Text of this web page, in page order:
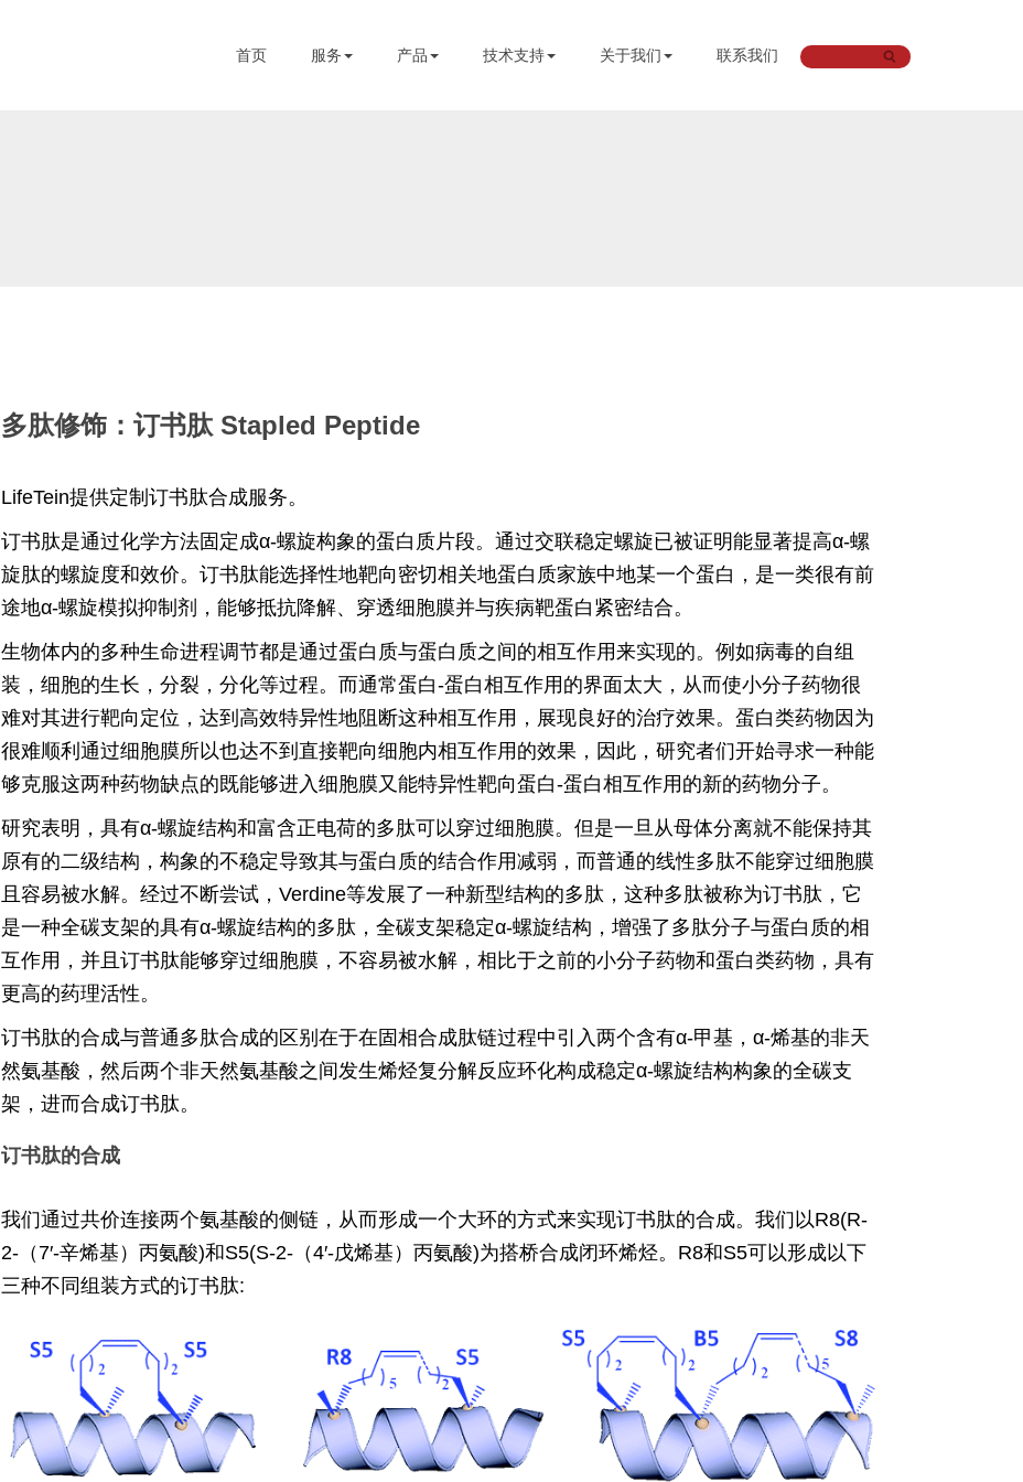
首页 服务 产品 技术支持 关于我们 联系我们
多肽修饰：订书肽 Stapled Peptide
LifeTein提供定制订书肽合成服务。
订书肽是通过化学方法固定成α-螺旋构象的蛋白质片段。通过交联稳定螺旋已被证明能显著提高α-螺
旋肽的螺旋度和效价。订书肽能选择性地靶向密切相关地蛋白质家族中地某一个蛋白，是一类很有前
途地α-螺旋模拟抑制剂，能够抵抗降解、穿透细胞膜并与疾病靶蛋白紧密结合。
生物体内的多种生命进程调节都是通过蛋白质与蛋白质之间的相互作用来实现的。例如病毒的自组
装，细胞的生长，分裂，分化等过程。而通常蛋白-蛋白相互作用的界面太大，从而使小分子药物很
难对其进行靶向定位，达到高效特异性地阻断这种相互作用，展现良好的治疗效果。蛋白类药物因为
很难顺利通过细胞膜所以也达不到直接靶向细胞内相互作用的效果，因此，研究者们开始寻求一种能
够克服这两种药物缺点的既能够进入细胞膜又能特异性靶向蛋白-蛋白相互作用的新的药物分子。
研究表明，具有α-螺旋结构和富含正电荷的多肽可以穿过细胞膜。但是一旦从母体分离就不能保持其
原有的二级结构，构象的不稳定导致其与蛋白质的结合作用减弱，而普通的线性多肽不能穿过细胞膜
且容易被水解。经过不断尝试，Verdine等发展了一种新型结构的多肽，这种多肽被称为订书肽，它
是一种全碳支架的具有α-螺旋结构的多肽，全碳支架稳定α-螺旋结构，增强了多肽分子与蛋白质的相
互作用，并且订书肽能够穿过细胞膜，不容易被水解，相比于之前的小分子药物和蛋白类药物，具有
更高的药理活性。
订书肽的合成与普通多肽合成的区别在于在固相合成肽链过程中引入两个含有α-甲基，α-烯基的非天
然氨基酸，然后两个非天然氨基酸之间发生烯烃复分解反应环化构成稳定α-螺旋结构构象的全碳支
架，进而合成订书肽。
订书肽的合成
我们通过共价连接两个氨基酸的侧链，从而形成一个大环的方式来实现订书肽的合成。我们以R8(R-
2-（7′-辛烯基）丙氨酸)和S5(S-2-（4′-戊烯基）丙氨酸)为搭桥合成闭环烯烃。R8和S5可以形成以下
三种不同组装方式的订书肽: